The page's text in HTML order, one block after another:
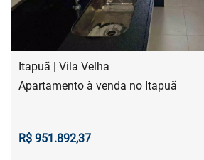
Itapuã | Vila Velha
Apartamento à venda no Itapuã
R$ 951.892,37